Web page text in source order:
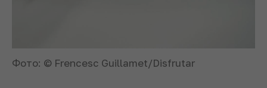
Фото: © Frencesc Guillamet/Disfrutar